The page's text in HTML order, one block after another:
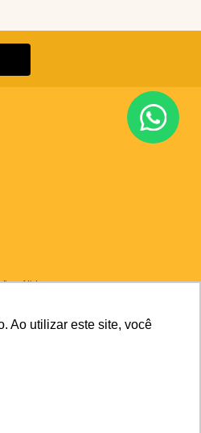
Ao utilizar este site, você
válidos apenas para
de buscas. Em caso de
valor válido é sempre o